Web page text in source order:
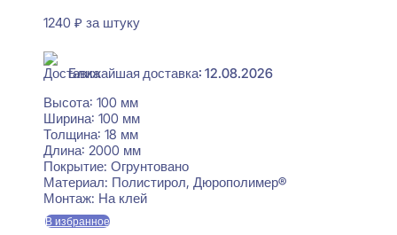
1240 ₽ за штуку
Ближайшая доставка: 12.08.2026
Высота: 100 мм
Ширина: 100 мм
Толщина: 18 мм
Длина: 2000 мм
Покрытие: Огрунтовано
Материал: Полистирол, Дюрополимер®
Монтаж: На клей
В избранное